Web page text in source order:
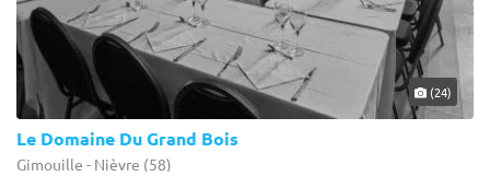
(24)
Le Domaine Du Grand Bois
Gimouille - Nièvre (58)